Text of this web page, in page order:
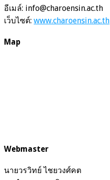
อีเมล์: info@charoensin.ac.th
เว็บไซต์: www.charoensin.ac.th
Map
Webmaster
นายวรวิทย์ ไชยวงศ์คต